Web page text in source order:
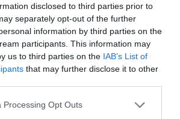
disclosed to third parties prior to
separately opt-out of the further
information by third parties on the
participants. This information may
us to third parties on the IAB’s List of
that may further disclose it to other
Processing Opt Outs